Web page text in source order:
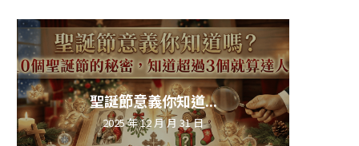
聖誕節意義你知道...
2025 年 12 月 月 31 日